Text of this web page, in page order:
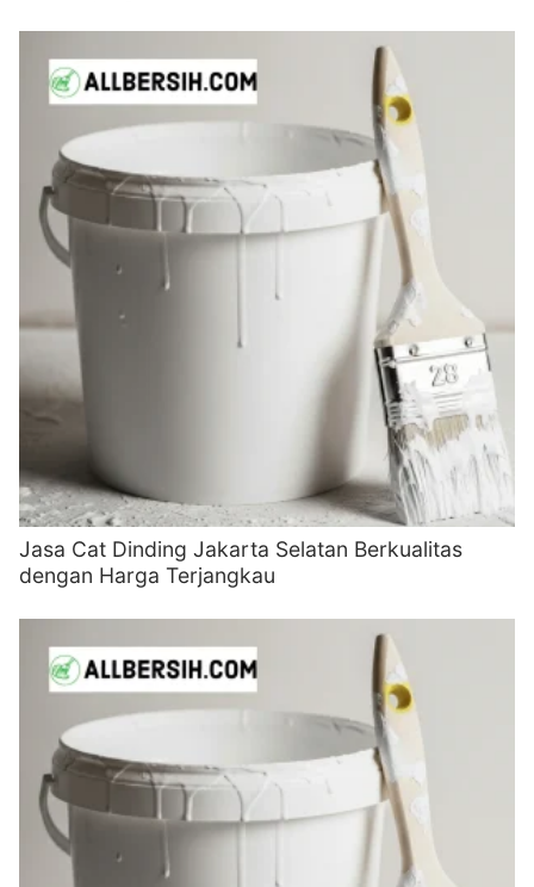
Jasa Cat Dinding Jakarta Selatan Berkualitas
dengan Harga Terjangkau